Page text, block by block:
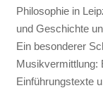
Philosophie in
und Geschichte
Ein besonderer
Musikvermittlung:
Einführungstexte